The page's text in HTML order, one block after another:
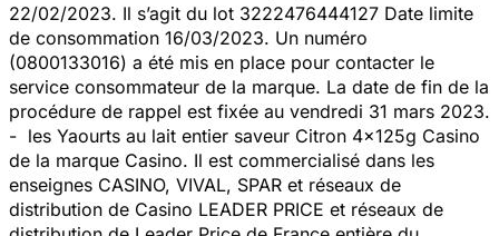
22/02/2023. Il s’agit du lot 3222476444127 Date limite
de consommation 16/03/2023. Un numéro
(0800133016) a été mis en place pour contacter le
service consommateur de la marque. La date de fin de la
procédure de rappel est fixée au vendredi 31 mars 2023.
- les Yaourts au lait entier saveur Citron 4x125g Casino
de la marque Casino. Il est commercialisé dans les
enseignes CASINO, VIVAL, SPAR et réseaux de
distribution de Casino LEADER PRICE et réseaux de